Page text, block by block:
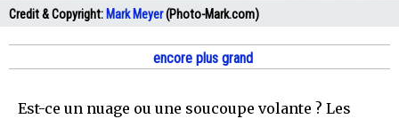
Credit & Copyright: Mark Meyer(Photo-Mark.com)
encore plus grand
Est-ce un nuage ou une soucoupe volante ? Les